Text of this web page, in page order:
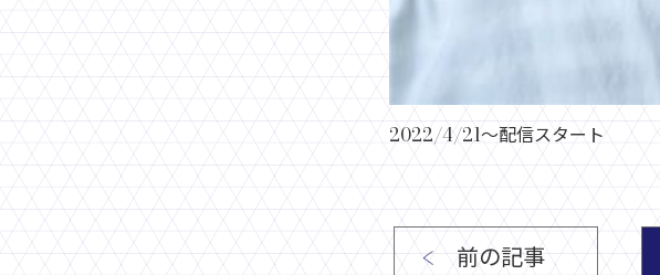
2022/4/21～配信スタート
前の記事